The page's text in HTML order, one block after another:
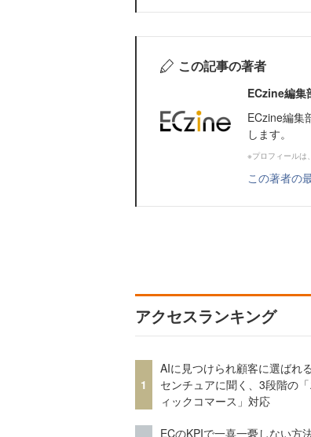
この記事の著者
ECzine編集
ECzine編集
します。
※プロフィールは
この著者の
アクセスランキング
1
AIに見つけられ顧客に選ばれ
センチュアに聞く、3段階の
ィックコマース」対応
ECのKPIで一喜一憂しない方